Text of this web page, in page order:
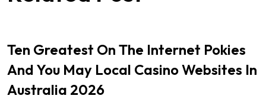
Ten Greatest On The Internet Pokies
And You May Local Casino Websites In
Australia 2026